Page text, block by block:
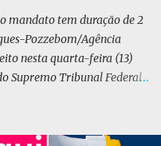
da taxa de juros
Neiva (PP) votou
mandato tem duração de 2
Pozzebom/Agência
nesta quarta-feira (13)
Supremo Tribunal Federal
plenário da Corte.